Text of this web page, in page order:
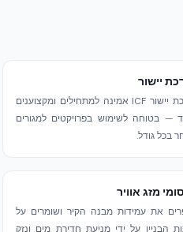
יישור
מערכת יישור ICF אמינה למתחילים ומקצוענים
— בטוחה לשימוש בפרויקטים למגורים
בכל גודל.
מזג אוויר
את עמידות מבנה הקיר ושומרים על
הבניין על ידי מניעת חדירת מים ונזק